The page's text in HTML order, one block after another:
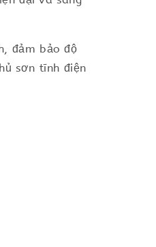
đảm bảo độ
sơn tĩnh điện